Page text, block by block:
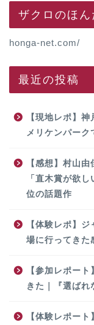
ザクロのほん
honga-net.com/
最近の投稿
【現地レポ】
メリケンパーク
【感想】村山
「直木賞が欲
位の話題作
【体験レポ】
場に行ってきた
【参加レポー
きた｜『選ば
【体験レポー